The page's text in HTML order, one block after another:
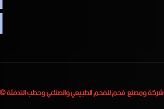
شركة ومصنع فحم للفحم الطبيعي والصناعي وحطب التدفئة© 2023